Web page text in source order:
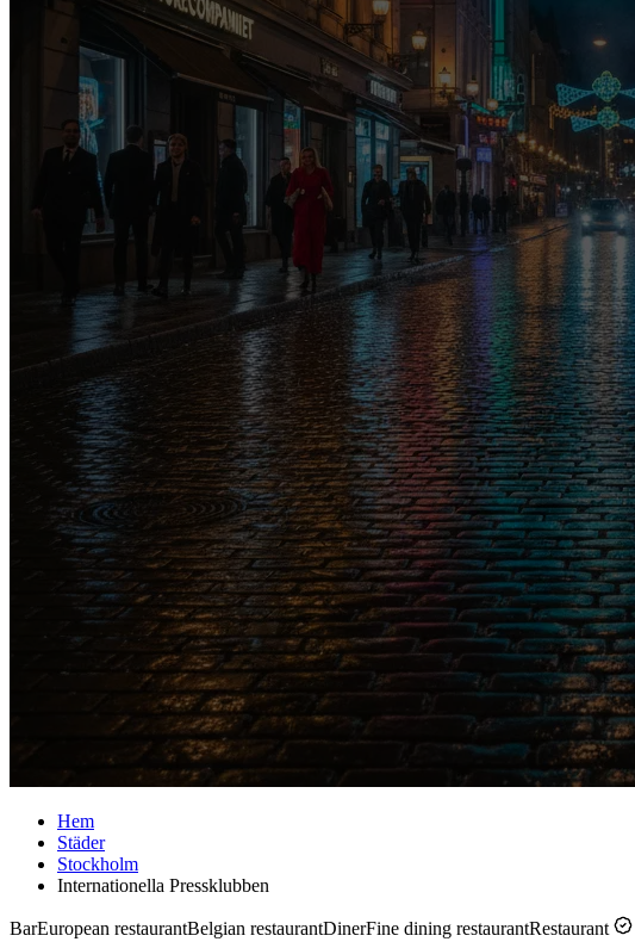
Hem
Städer
Stockholm
Internationella Pressklubben
BarEuropean restaurantBelgian restaurantDinerFine dining restaurantRestaurant